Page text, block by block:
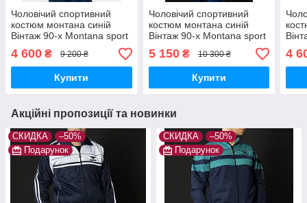
Чоловічий спортивний
костюм монтана синій
Вінтаж 90-х Montana sport
Туреччина Спортивні
костюми великі розміри
4 600 ₴ 9 200 ₴
Купити
Чоловічий спортивний
костюм монтана синій
Вінтаж 90-х Montana sport
Туреччина Спортивні
костюми великі розміри
5 150₴ 10 300 ₴
Купити
4
Акційні пропозиції та новинки
СКИДКА
–50%
Подарунок
СКИДКА
–50%
Подарунок